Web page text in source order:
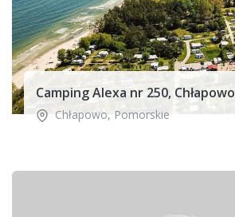
Camping Alexa nr 250, Chłapowo
Chłapowo,Pomorskie